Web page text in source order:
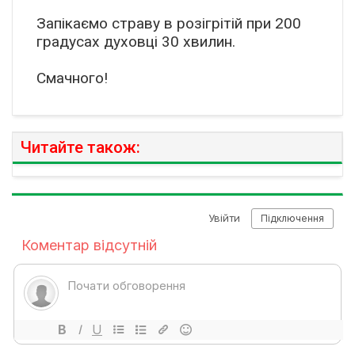
️Запікаємо страву в розігрітій при 200
градусах духовці 30 хвилин.
Смачного!
Читайте також: